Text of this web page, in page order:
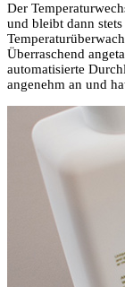
Der
und bleibt dann
Überraschend
automatisierte
angenehm an und